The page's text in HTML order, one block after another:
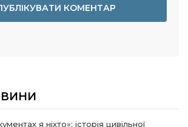
я ніхто»: історія цивільної